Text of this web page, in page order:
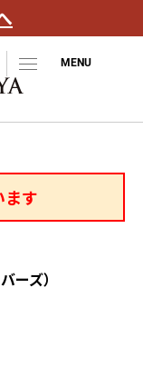
ます
ーズ）